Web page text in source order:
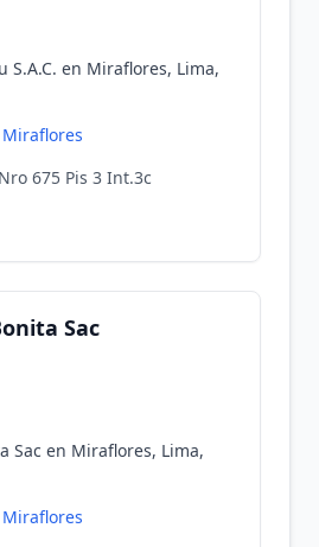
S.A.C. en Miraflores, Lima,
Miraflores
675 Pis 3 Int.3c
Sac
Sac en Miraflores, Lima,
Miraflores